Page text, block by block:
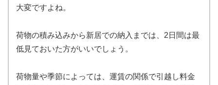
大変ですよね。
荷物の積み込みから新居での納入までは、2日間は最
低見ておいた方がいいでしょう。
荷物量や季節によっては、運賃の関係で引越し料金